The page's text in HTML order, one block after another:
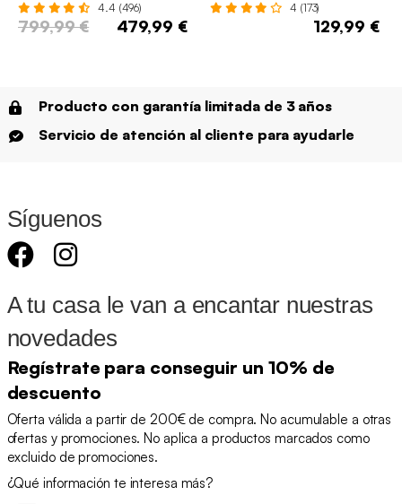
4.4 (496)
799,99 € 479,99 €
4 (173)
129,99 €
Producto con garantía limitada de 3 años
Servicio de atención al cliente para ayudarle
Síguenos
A tu casa le van a encantar nuestras
novedades
Regístrate para conseguir un 10% de
descuento
Oferta válida a partir de 200€ de compra. No acumulable a otras
ofertas y promociones. No aplica a productos marcados como
excluido de promociones.
¿Qué información te interesa más?